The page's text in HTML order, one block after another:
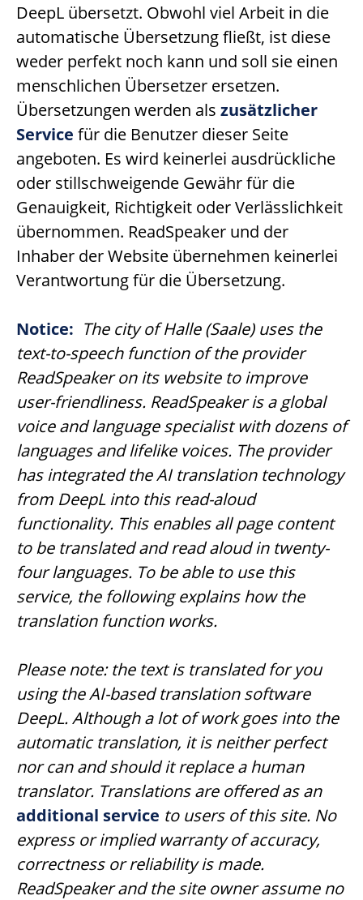
DeepL übersetzt. Obwohl viel Arbeit in die
automatische Übersetzung fließt, ist diese
weder perfekt noch kann und soll sie einen
menschlichen Übersetzer ersetzen.
Übersetzungen werden als zusätzlicher
Service für die Benutzer dieser Seite
angeboten. Es wird keinerlei ausdrückliche
oder stillschweigende Gewähr für die
Genauigkeit, Richtigkeit oder Verlässlichkeit
übernommen. ReadSpeaker und der
Inhaber der Website übernehmen keinerlei
Verantwortung für die Übersetzung.
Notice: The city of Halle (Saale) uses the
text-to-speech function of the provider
ReadSpeaker on its website to improve
user-friendliness. ReadSpeaker is a global
voice and language specialist with dozens of
languages and lifelike voices. The provider
has integrated the AI translation technology
from DeepL into this read-aloud
functionality. This enables all page content
to be translated and read aloud in twenty-
four languages. To be able to use this
service, the following explains how the
translation function works.
Please note: the text is translated for you
using the AI-based translation software
DeepL. Although a lot of work goes into the
automatic translation, it is neither perfect
nor can and should it replace a human
translator. Translations are offered as an
additional service to users of this site. No
express or implied warranty of accuracy,
correctness or reliability is made.
ReadSpeaker and the site owner assume no